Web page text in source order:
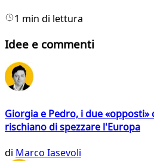
1 min di lettura
Idee e commenti
Giorgia e Pedro, i due
rischiano di spezzare l'Europa
di Marco Iasevoli